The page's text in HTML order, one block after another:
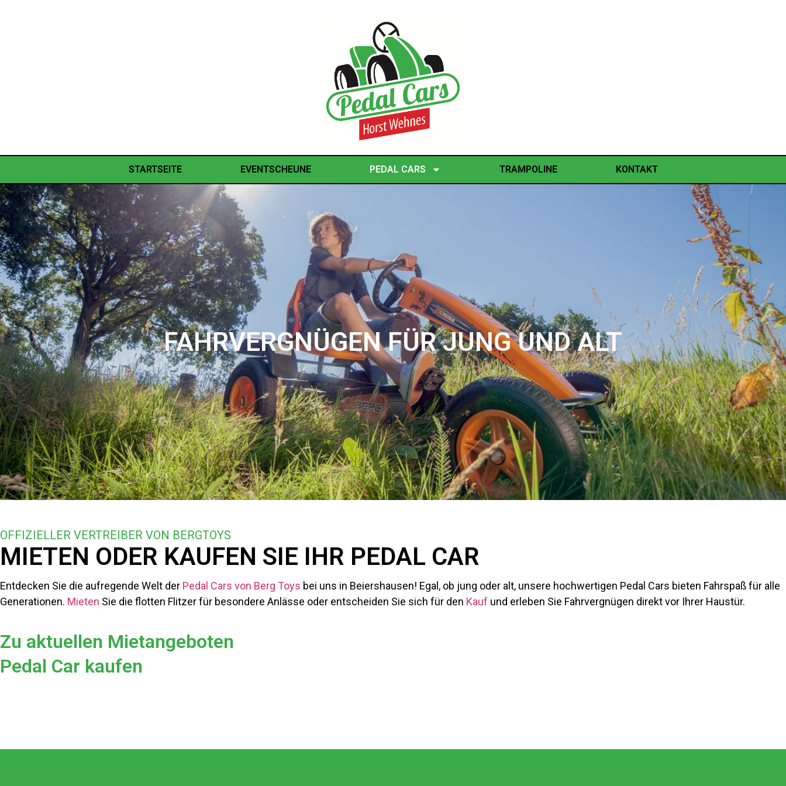
STARTSEITE EVENTSCHEUNE PEDAL CARS TRAMPOLINE KONTAKT
FAHRVERGNÜGEN FÜR JUNG UND ALT
OFFIZIELLER VERTREIBER VON BERGTOYS
MIETEN ODER KAUFEN SIE IHR PEDAL CAR
Entdecken Sie die aufregende Welt der Pedal Cars von Berg Toys bei uns in Beiershausen! Egal, ob jung oder alt, unsere hochwertigen Pedal Cars bieten Fahrspaß für alle
Generationen. Mieten Sie die flotten Flitzer für besondere Anlässe oder entscheiden Sie sich für den Kauf und erleben Sie Fahrvergnügen direkt vor Ihrer Haustür.
Zu aktuellen Mietangeboten
Pedal Car kaufen